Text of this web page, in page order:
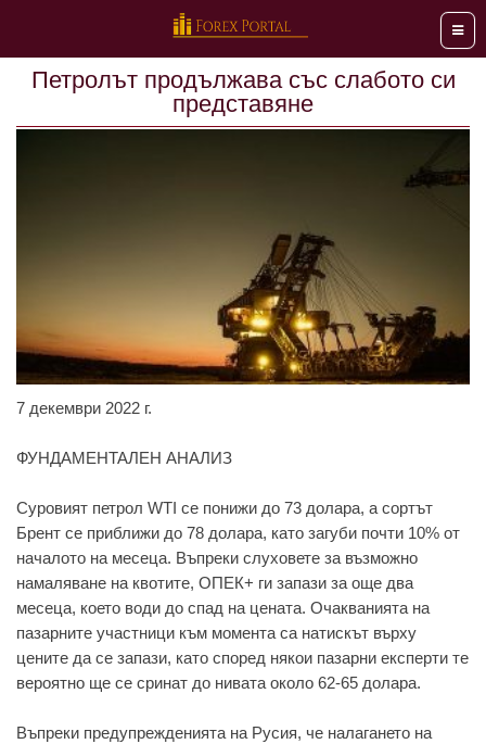
Меню
Петролът продължава със слабото си
представяне
7 декември 2022 г.
ФУНДАМЕНТАЛЕН АНАЛИЗ
Суровият петрол WTI се понижи до 73 долара, а сортът
Брент се приближи до 78 долара, като загуби почти 10% от
началото на месеца. Въпреки слуховете за възможно
намаляване на квотите, ОПЕК+ ги запази за още два
месеца, което води до спад на цената. Очакванията на
пазарните участници към момента са натискът върху
цените да се запази, като според някои пазарни експерти те
вероятно ще се сринат до нивата около 62-65 долара.
Въпреки предупрежденията на Русия, че налагането на